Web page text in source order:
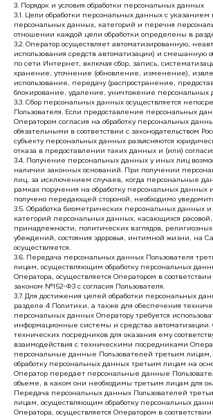
3. Порядок и условия обработки персональных данных
3.1. Цели обработки персональных данных с указанием
персональных данных, категорий и перечня
отношении каждой цели обработки определены в
3.2. Оператор осуществляет автоматизированную,
использования средств автоматизации) и смешанную
по сети Интернет, включая сбор, запись,
хранение, уточнение (обновление, изменение),
использование, передачу (распространение,
блокирование, удаление, уничтожение персональных
3.3. Сбор персональных данных осуществляется
Пользователя. Если предоставление персональных
Оператором согласия на обработку персональных
обязательными в соответствии с законодательством
субъекту персональных данных разъясняются
отказа в предоставлении таких данных и (или)
3.4. Получение персональных данных у иных лиц
наличии законных оснований. При получении
лиц, за исключением случаев, когда персональные
рамках поручения на обработку персональных данных
получено передающей стороной, необходимо уведомить
3.5. Обработка биометрических персональных данных
категорий персональных данных, касающихся
принадлежности, политических взглядов,
убеждений, состояния здоровья, интимной жизни, на
осуществляется.
3.6. Передача персональных данных Пользователя
лицам, осуществляющим обработку персональных
Оператора, осуществляется Оператором в
законом №152-ФЗ с согласия Пользователя.
3.7. Для достижения целей обработки персональных
разделе 4 Политики, а также для обеспечения
персональных данных Оператору требуется
информационные системы и средства
технических посредников для оказания ему
взаимодействия с техническими посредниками
персональные данные Пользователей третьим лицам,
обработку персональных данных третьим лицам на
Оператор передает персональные данные
объеме, в каком они необходимы третьим лицам для
Передача персональных данных Пользователей
лицам, осуществляющим обработку персональных
Оператора, осуществляется Оператором в